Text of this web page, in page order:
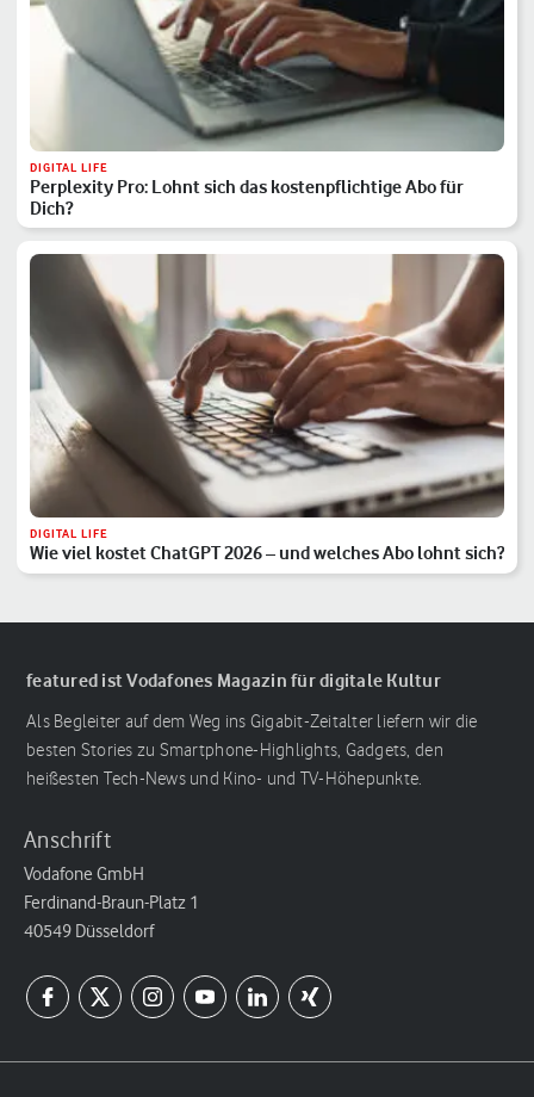
DIGITAL LIFE
Perplexity Pro: Lohnt sich das kostenpflichtige Abo für
Dich?
DIGITAL LIFE
Wie viel kostet ChatGPT 2026 – und welches Abo lohnt sich?
featured ist Vodafones Magazin für digitale Kultur
Als Begleiter auf dem Weg ins Gigabit-Zeitalter liefern wir die
besten Stories zu Smartphone-Highlights, Gadgets, den
heißesten Tech-News und Kino- und TV-Höhepunkte.
Anschrift
Vodafone GmbH
Ferdinand-Braun-Platz 1
40549 Düsseldorf